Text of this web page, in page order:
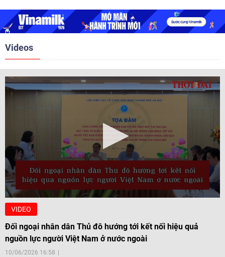
nghị Cấp cao vào các năm 2005,
2010, 2016, 2018, 2021.
Videos
VIDEO
Đối ngoại nhân dân Thủ đô hướng tới kết nối hiệu quả
nguồn lực người Việt Nam ở nước ngoài
10/06/2026 16:58